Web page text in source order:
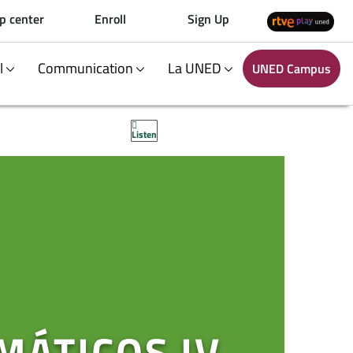
center Enroll Sign Up
Communication La UNED UNED Campus
Listen